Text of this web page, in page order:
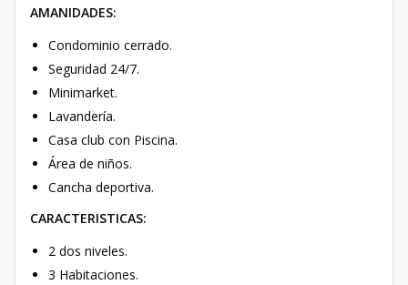
AMANIDADES:
Condominio cerrado.
Seguridad 24/7.
Minimarket.
Lavandería.
Casa club con Piscina.
Área de niños.
Cancha deportiva.
CARACTERISTICAS:
2 dos niveles.
3 Habitaciones.